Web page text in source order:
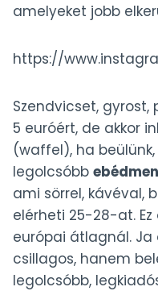
amelyeket jobb
https://
Szendvicset,
5 euróért, de akkor
(waffel), ha
legolcsóbb
ami sörrel, kávéval,
elérheti 25-28-at.
európai átlagnál. Ja
csillagos, hanem
legolcsóbb,